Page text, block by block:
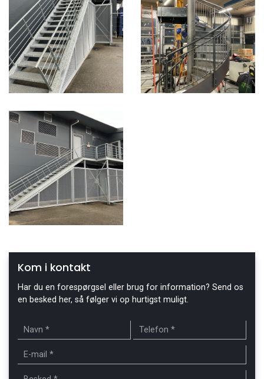
Kom i kontakt
Har du en forespørgsel eller brug for information? Send os
en besked her, så følger vi op hurtigst muligt.